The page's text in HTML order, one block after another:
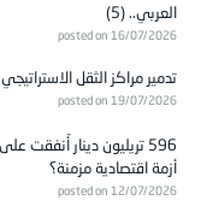
العربي.. (5)
posted on 16/07/2026
تدمير مراكز الثقل
posted on 19/07/2026
596 تريليون دينار أُنفقت
أزمة اقتصادية مزمنة؟
posted on 12/07/2026